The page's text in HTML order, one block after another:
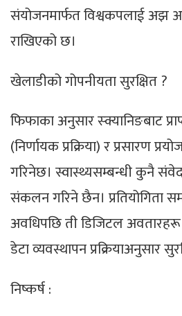
संयोजनमार्फत विश्वकपलाई अझ
राखिएको छ।
खेलाडीको गोपनीयता सुरक्षित ?
फिफाका अनुसार स्क्यानिङबाट
(निर्णायक प्रक्रिया) र प्रसारण
गरिनेछ। स्वास्थ्यसम्बन्धी कुनै
संकलन गरिने छैन। प्रतियोगिता
अवधिपछि ती डिजिटल
डेटा व्यवस्थापन प्रक्रियाअनुसार
निष्कर्ष :